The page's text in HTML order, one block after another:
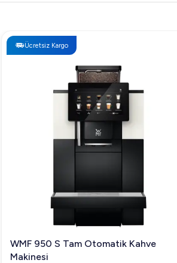
Ücretsiz Kargo
WMF 950 S Tam Otomatik Kahve
Makinesi